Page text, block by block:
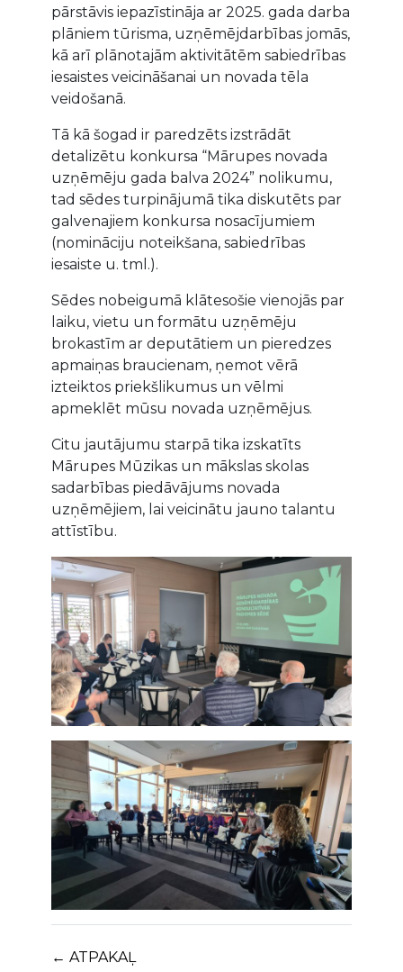
pārstāvis iepazīstināja ar 2025. gada darba
plāniem tūrisma, uzņēmējdarbības jomās,
kā arī plānotajām aktivitātēm sabiedrības
iesaistes veicināšanai un novada tēla
veidošanā.
Tā kā šogad ir paredzēts izstrādāt
detalizētu konkursa “Mārupes novada
uzņēmēju gada balva 2024” nolikumu,
tad sēdes turpinājumā tika diskutēts par
galvenajiem konkursa nosacījumiem
(nomināciju noteikšana, sabiedrības
iesaiste u. tml.).
Sēdes nobeigumā klātesošie vienojās par
laiku, vietu un formātu uzņēmēju
brokastīm ar deputātiem un pieredzes
apmaiņas braucienam, ņemot vērā
izteiktos priekšlikumus un vēlmi
apmeklēt mūsu novada uzņēmējus.
Citu jautājumu starpā tika izskatīts
Mārupes Mūzikas un mākslas skolas
sadarbības piedāvājums novada
uzņēmējiem, lai veicinātu jauno talantu
attīstību.
← ATPAKAĻ